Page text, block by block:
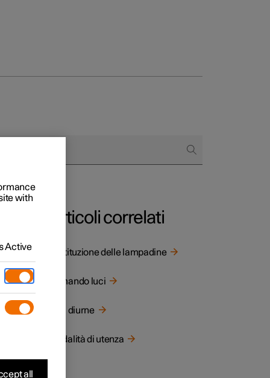
finanziamento
Articoli correlati
Sostituzione delle lampadine
Comando luci
Luci diurne
Modalità di utenza
with
Active
all